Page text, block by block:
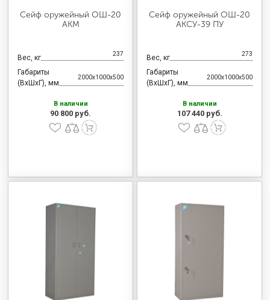
Сейф оружейный ОШ-20
АКМ
Вес, кг 237
Габариты
(ВхШхГ), мм
2000x1000x500
В наличии
90 800 руб.
Сейф оружейный ОШ-20
АКСУ-39 ПУ
Вес, кг 273
Габариты
(ВхШхГ), мм
2000x1000x500
В наличии
107 440 руб.